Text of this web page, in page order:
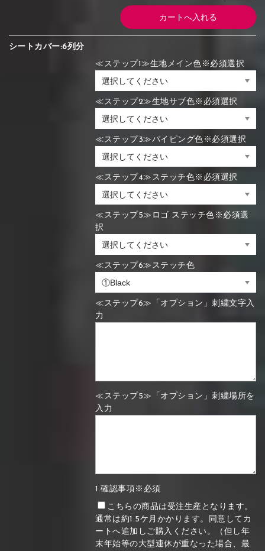
シートカバー:6列分
≪ステップ1≫生地メイン色※必須選択
≪ステップ2≫生地サブ色※必須選択
≪ステップ3≫パイピング色※必須選択
≪ステップ4≫ステッチ色※必須選択
≪ステップ5≫ロゴ ステッチ色※必須選
択
≪ステップ6≫ステッチ色
≪ステップ6≫「オプション」刺繍文字入
力
≪ステップ5≫「オプション」刺繍場所を
入力
1.確認事項※必須
こちらの商品は受注生産となります。
通常は約1.5ケ月かかります。同意してカ
ートへ追加しご購入ください。（但し年
末年始等の大型連休が重なった場合、最